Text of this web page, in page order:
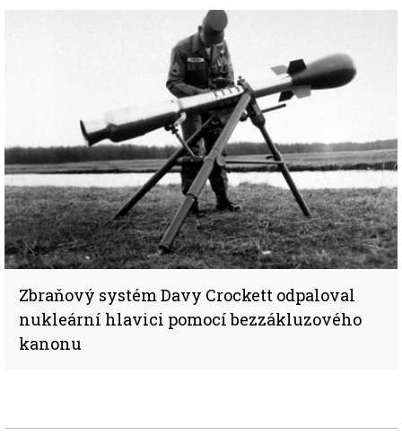
Zbraňový systém Davy Crockett odpaloval
nukleární hlavici pomocí bezzákluzového
kanonu